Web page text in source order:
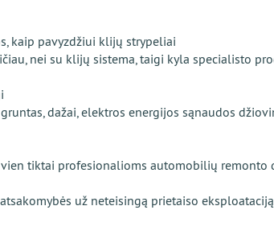
kaip pavyzdžiui klijų strypeliai
nei su klijų sistema, taigi kyla specialisto
dažai, elektros energijos sąnaudos
tiktai profesionalioms automobilių
už neteisingą prietaiso